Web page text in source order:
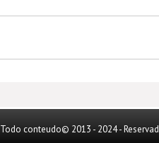
Todo conteudo© 2013 - 2024 -